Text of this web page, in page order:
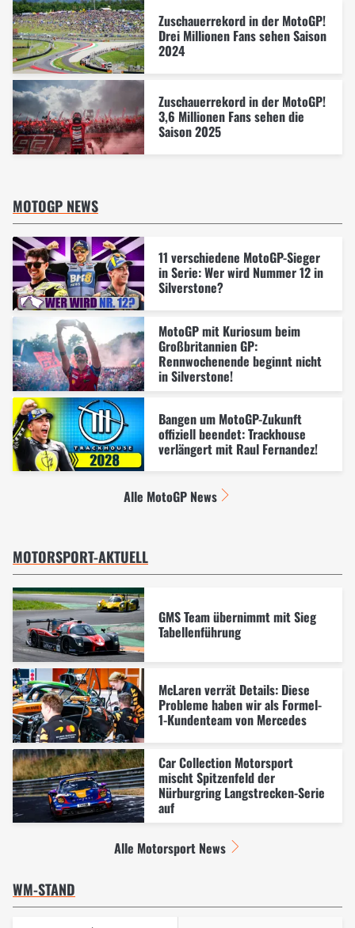
Zuschauerrekord in der MotoGP!
Drei Millionen Fans sehen Saison
2024
Zuschauerrekord in der MotoGP!
3,6 Millionen Fans sehen die
Saison 2025
MOTOGP NEWS
11 verschiedene MotoGP-Sieger
in Serie: Wer wird Nummer 12 in
Silverstone?
MotoGP mit Kuriosum beim
Großbritannien GP:
Rennwochenende beginnt nicht
in Silverstone!
Bangen um MotoGP-Zukunft
offiziell beendet: Trackhouse
verlängert mit Raul Fernandez!
Alle MotoGP News
MOTORSPORT-AKTUELL
GMS Team übernimmt mit Sieg
Tabellenführung
McLaren verrät Details: Diese
Probleme haben wir als Formel-
1-Kundenteam von Mercedes
Car Collection Motorsport
mischt Spitzenfeld der
Nürburgring Langstrecken-Serie
auf
Alle Motorsport News
WM-STAND